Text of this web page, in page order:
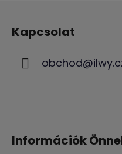
Kapcsolat
obchod@
Információk